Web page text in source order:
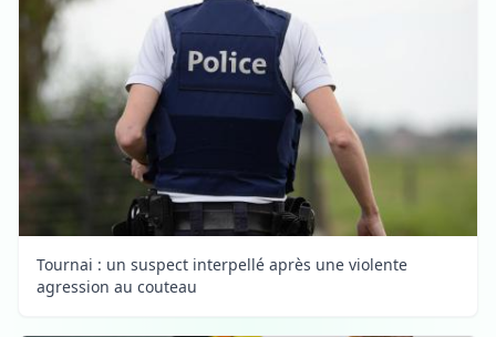
Tournai : un suspect interpellé après une violente
agression au couteau